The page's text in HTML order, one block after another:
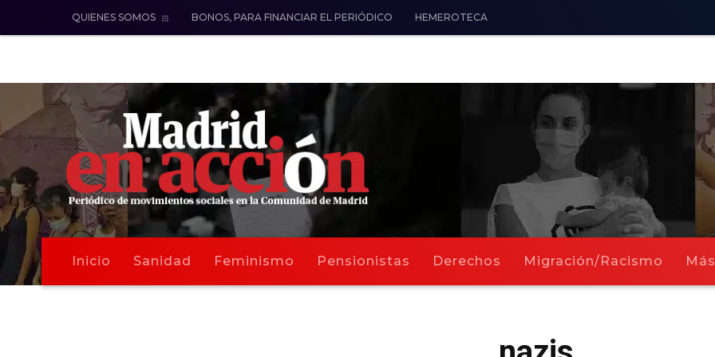
QUIENES SOMOS BONOS, PARA FINANCIAR EL PERIÓDICO HEMEROTECA
Inicio Sanidad Feminismo Pensionistas Derechos Migración/Racismo Más